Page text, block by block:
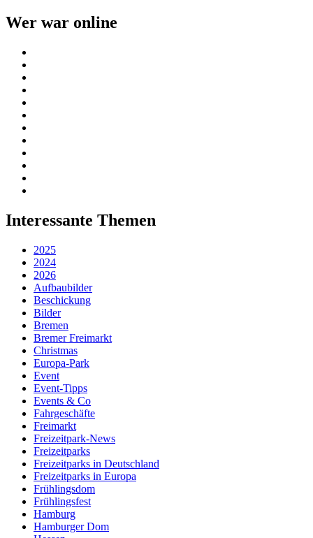
Wer war online
Interessante Themen
2025
2024
2026
Aufbaubilder
Beschickung
Bilder
Bremen
Bremer Freimarkt
Christmas
Europa-Park
Event
Event-Tipps
Events & Co
Fahrgeschäfte
Freimarkt
Freizeitpark-News
Freizeitparks
Freizeitparks in Deutschland
Freizeitparks in Europa
Frühlingsdom
Frühlingsfest
Hamburg
Hamburger Dom